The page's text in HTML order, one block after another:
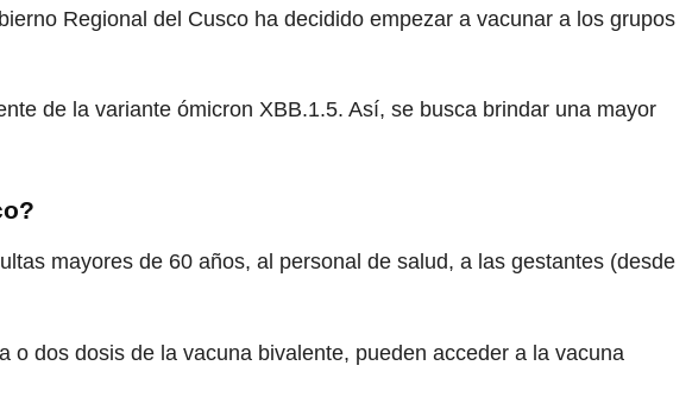
Regional del Cusco ha decidido empezar a vacunar a los grupos
de la variante ómicron XBB.1.5. Así, se busca brindar una mayor
mayores de 60 años, al personal de salud, a las gestantes (desde
dos dosis de la vacuna bivalente, pueden acceder a la vacuna